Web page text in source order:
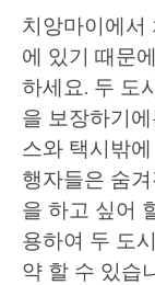
치앙마이에서
에 있기 때문
하세요. 두 도
을 보장하기
스와 택시밖
행자들은 숨
을 하고 싶어
용하여 두 도
약 할 수 있습